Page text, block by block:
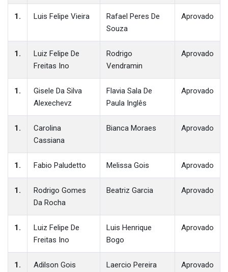
1. Luis Felipe Vieira
Rafael Peres De
Souza
Aprovado
1.
Luiz Felipe De
Freitas Ino
Rodrigo
Vendramin
Aprovado
1.
Gisele Da Silva
Alexechevz
Flavia Sala De
Paula Inglês
Aprovado
1.
Carolina
Cassiana
Bianca Moraes Aprovado
1. Fabio Paludetto Melissa Gois Aprovado
1.
Rodrigo Gomes
Da Rocha
Beatriz Garcia Aprovado
1.
Luiz Felipe De
Freitas Ino
Luis Henrique
Bogo
Aprovado
1. Adilson Gois
Laercio Pereira
Aprovado